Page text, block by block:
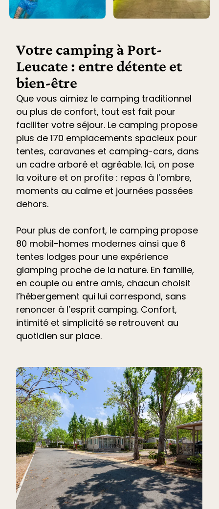
Votre camping à Port-
Leucate : entre détente et
bien-être
Que vous aimiez le camping traditionnel
ou plus de confort, tout est fait pour
faciliter votre séjour. Le camping propose
plus de 170 emplacements spacieux pour
tentes, caravanes et camping-cars, dans
un cadre arboré et agréable. Ici, on pose
la voiture et on profite : repas à l’ombre,
moments au calme et journées passées
dehors.
Pour plus de confort, le camping propose
80 mobil-homes modernes ainsi que 6
tentes lodges pour une expérience
glamping proche de la nature. En famille,
en couple ou entre amis, chacun choisit
l’hébergement qui lui correspond, sans
renoncer à l’esprit camping. Confort,
intimité et simplicité se retrouvent au
quotidien sur place.